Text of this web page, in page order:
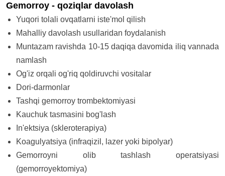
Gemorroy - qoziqlar davolash
Yuqori tolali ovqatlarni iste'mol qilish
Mahalliy davolash usullaridan foydalanish
Muntazam ravishda 10-15 daqiqa davomida iliq vannada
namlash
Og'iz orqali og'riq qoldiruvchi vositalar
Dori-darmonlar
Tashqi gemorroy trombektomiyasi
Kauchuk tasmasini bog'lash
In'ektsiya (skleroterapiya)
Koagulyatsiya (infraqizil, lazer yoki bipolyar)
Gemorroyni olib tashlash operatsiyasi
(gemorroyektomiya)